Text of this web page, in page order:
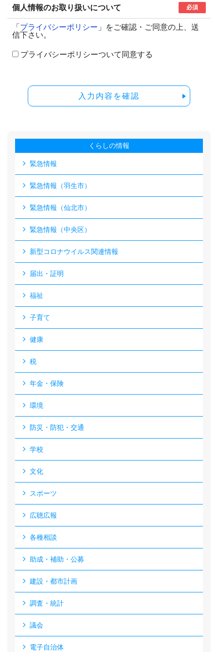
個人情報のお取り扱いについて 必須
「 プライバシーポリシー 」をご確認・ご同意の上、送
信下さい。
プライバシーポリシーついて同意する
入力内容を確認
くらしの情報
緊急情報
緊急情報（羽生市）
緊急情報（仙北市）
緊急情報（中央区）
新型コロナウイルス関連情報
届出・証明
福祉
子育て
健康
税
年金・保険
環境
防災・防犯・交通
学校
文化
スポーツ
広聴広報
各種相談
助成・補助・公募
建設・都市計画
調査・統計
議会
電子自治体